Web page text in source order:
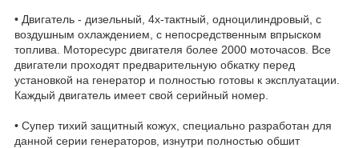
• Двигатель - дизельный, 4х-тактный, одноцилиндровый, с
воздушным охлаждением, с непосредственным впрыском
топлива. Моторесурс двигателя более 2000 моточасов. Все
двигатели проходят предварительную обкатку перед
установкой на генератор и полностью готовы к эксплуатации.
Каждый двигатель имеет свой серийный номер.
• Супер тихий защитный кожух, специально разработан для
данной серии генераторов, изнутри полностью обшит